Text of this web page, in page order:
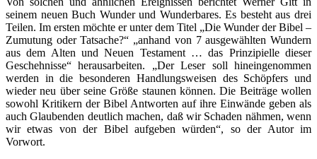
seinem neuen Buch Wunder und Wunderbares. Es besteht aus drei
Teilen. Im ersten möchte er unter dem Titel „Die Wunder der Bibel –
Zumutung oder Tatsache?“ „anhand von 7 ausgewählten Wundern
aus dem Alten und Neuen Testament … das Prinzipielle dieser
Geschehnisse“ herausarbeiten. „Der Leser soll hineingenommen
werden in die besonderen Handlungsweisen des Schöpfers und
wieder neu über seine Größe staunen können. Die Beiträge wollen
sowohl Kritikern der Bibel Antworten auf ihre Einwände geben als
auch Glaubenden deutlich machen, daß wir Schaden nähmen, wenn
wir etwas von der Bibel aufgeben würden“, so der Autor im
Vorwort.